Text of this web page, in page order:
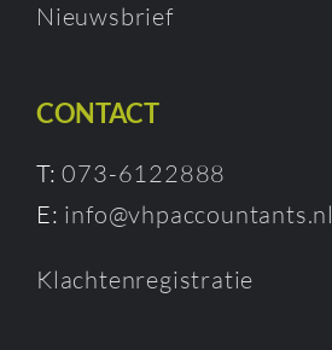
Nieuwsbrief
CONTACT
T:073-6122888
E: info@vhpaccountants.nl
Klachtenregistratie